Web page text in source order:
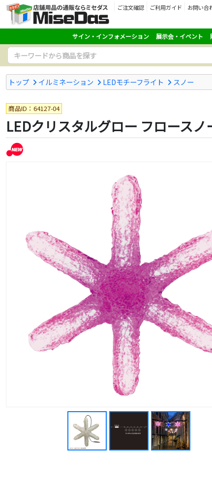
ご注文確認 ご利用ガイド
お問い合
サイン・インフォメーション 展示会・イベント
トップ イルミネーション LEDモチーフライト スノー
商品ID：64127-04
LEDクリスタルグロー フロースノ